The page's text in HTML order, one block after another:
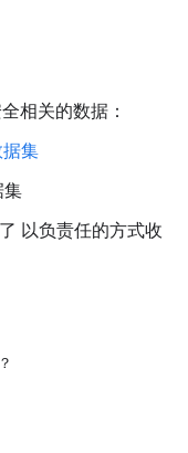
相关的数据：
据集
集
以负责任的方式收